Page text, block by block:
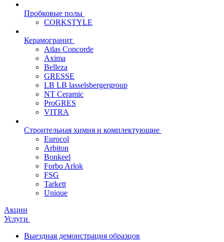
Пробковые полы
CORKSTYLE
Керамогранит
Atlas Concorde
Axima
Belleza
GRESSE
LB LB lasselsbergergroup
NT Ceramic
ProGRES
VITRA
Строительная химия и комплектующие
Eurocol
Arbiton
Bonkeel
Forbo Arlok
FSG
Tarkett
Unique
Акции
Услуги
Выездная демонстрация образцов